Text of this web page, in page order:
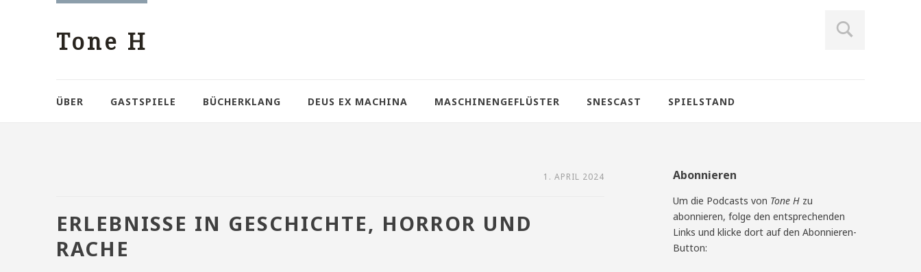
Tone H
ÜBER GASTSPIELE BÜCHERKLANG DEUS EX MACHINA MASCHINENGEFLÜSTER SNESCAST SPIELSTAND
1. APRIL 2024
ERLEBNISSE IN GESCHICHTE, HORROR UND
RACHE
Abonnieren
Um die Podcasts von Tone H zu
abonnieren, folge den entsprechenden
Links und klicke dort auf den Abonnieren-
Button: